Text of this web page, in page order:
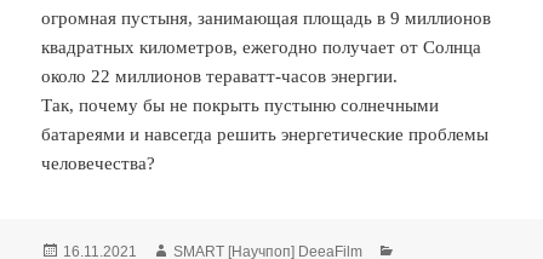
огромная пустыня, занимающая площадь в 9 миллионов
квадратных километров, ежегодно получает от Солнца
около 22 миллионов тераватт-часов энергии.
Так, почему бы не покрыть пустыню солнечными
батареями и навсегда решить энергетические проблемы
человечества?
Опубликовано
16.11.2021 Автор
SMART [Научпоп] DeeaFilm